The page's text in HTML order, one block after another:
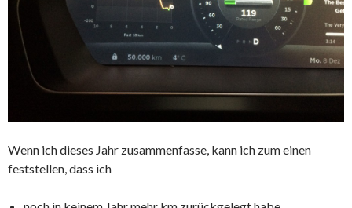
Wenn ich dieses Jahr zusammenfasse, kann ich zum einen
feststellen, dass ich